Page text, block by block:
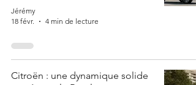
Jérémy
18 févr.
4 min de lecture
Citroën : une dynamique solide